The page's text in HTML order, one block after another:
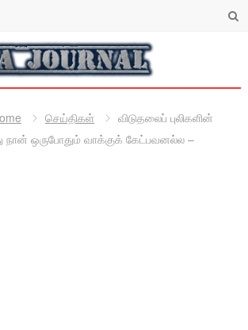
செய்திகள்
விடுதலைப் புலிகளின்
ஒருபோதும் வாக்குக் கேட்பவனல்ல –